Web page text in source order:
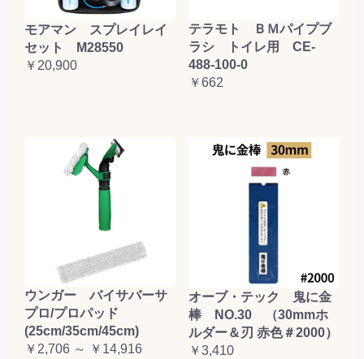
モアマン スプレイレイ
セット M28550
￥20,900
テラモト ＢＭパイプブ
ラシ トイレ用 CE-
488-100-0
￥662
ウンガー バイサバーサ
プロ/プロパッド
(25cm/35cm/45cm)
￥2,706 ～ ￥14,916
オーブ・テック 鬼に金
棒 NO.30 （30mmホ
ルダー＆刃 赤色＃2000）
￥3,410